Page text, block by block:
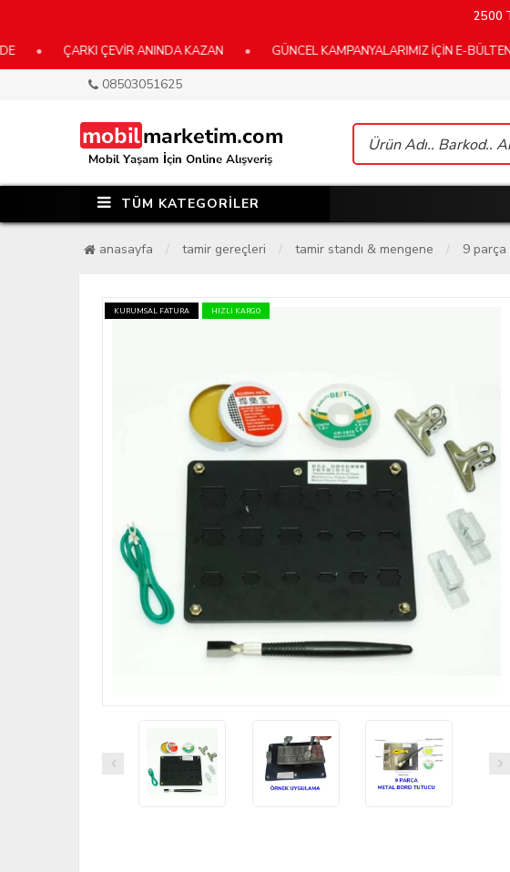
2500
ÇARKI ÇEVİR ANINDA KAZAN • GÜNCEL KAMPANYALARIMIZ İÇİN E-BÜLTENİMİZE
08503051625
TÜM KATEGORİLER
anasayfa tamir gereçleri tamir standı & mengene 9
KURUMSAL FATURA HIZLI KARGO